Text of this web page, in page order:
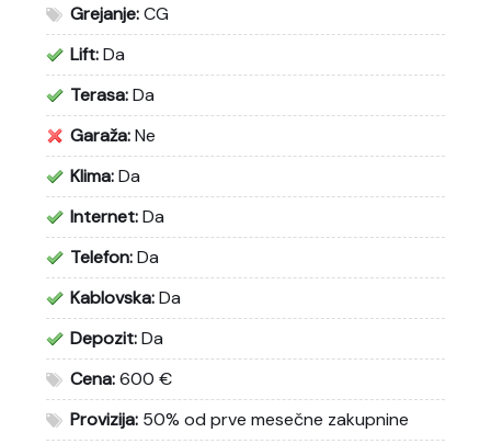
Grejanje:CG
Lift:Da
Terasa:Da
Garaža:Ne
Klima:Da
Internet:Da
Telefon:Da
Kablovska:Da
Depozit:Da
Cena:600 €
Provizija: 50% od prve mesečne zakupnine